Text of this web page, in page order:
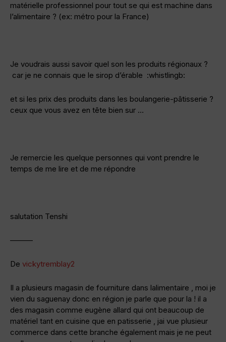
matérielle professionnel pour tout se qui est machine dans
l’alimentaire ? (ex: métro pour la France)
Je voudrais aussi savoir quel son les produits régionaux ?
car je ne connais que le sirop d’érable :whistlingb:
et si les prix des produits dans les boulangerie-pâtisserie ?
ceux que vous avez en tête bien sur …
Je remercie les quelque personnes qui vont prendre le
temps de me lire et de me répondre
salutation Tenshi
———
De vickytremblay2
Il a plusieurs magasin de fourniture dans lalimentaire , moi je
vien du saguenay donc en région je parle que pour la ! il a
des magasin comme eugène allard qui ont beaucoup de
matériel tant en cuisine que en patisserie , jai vue plusieur
commerce dans cette branche également mais je ne peut